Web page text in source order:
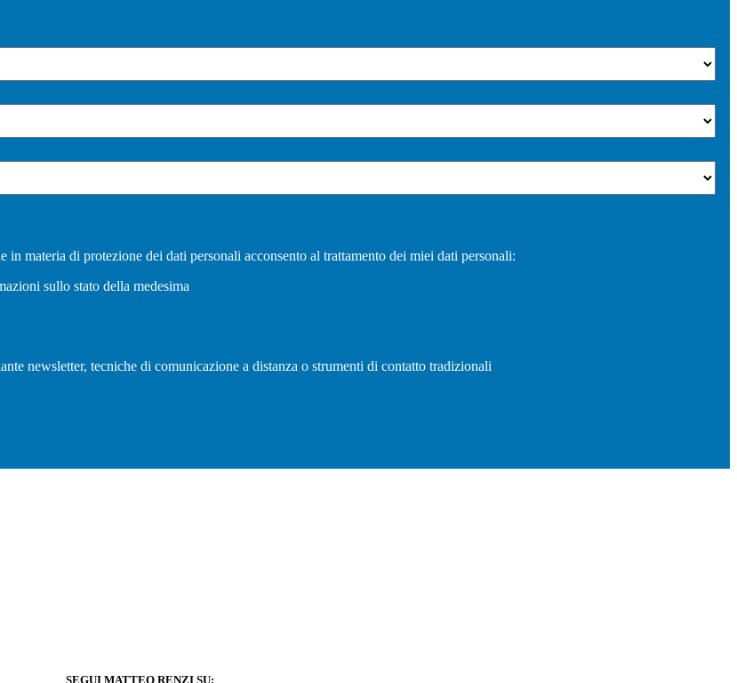
in materia di protezione dei dati personali acconsento al trattamento dei miei dati personali:
sullo stato della medesima
newsletter, tecniche di comunicazione a distanza o strumenti di contatto tradizionali
SEGUI MATTEO RENZI SU: